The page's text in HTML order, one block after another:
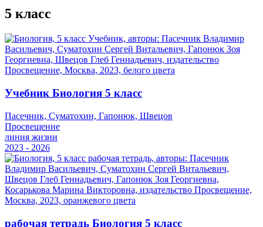
5 класс
Учебник Биология 5 класс
Пасечник, Суматохин, Гапонюк, Швецов
Просвещение
линия жизни
2023 - 2026
рабочая тетрадь Биология 5 класс